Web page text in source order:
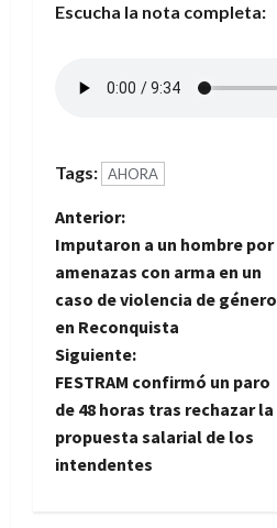
Escucha la nota completa:
Tags: AHORA
N
a
v
e
g
a
Anterior:
Imputaron a un hombre por
amenazas con arma en un
caso de violencia de género
en Reconquista
Siguiente:
FESTRAM confirmó un paro
de 48 horas tras rechazar la
propuesta salarial de los
intendentes